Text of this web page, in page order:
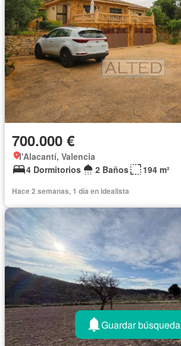
700.000 €
l'Alacantí, Valencia
4 Dormitorios
2 Baños 194 m²
Hace 2 semanas, 1 día en idealista
Guardar búsqueda